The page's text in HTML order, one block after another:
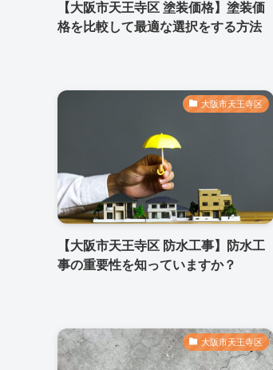
【大阪市天王寺区 塗装価格】塗装価
格を比較して最適な選択をする方法
大阪市天王寺区
【大阪市天王寺区 防水工事】防水工
事の重要性を知っていますか？
大阪市天王寺区